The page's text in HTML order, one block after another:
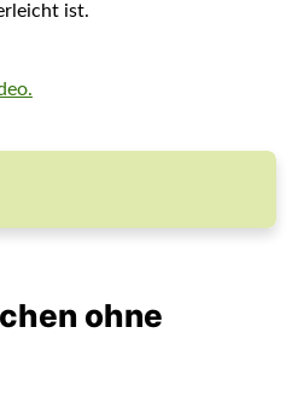
ist.
ohne